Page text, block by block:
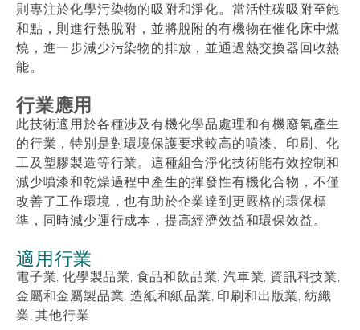
則專注於化學污染物的吸附和淨化。當活性碳吸附至飽
和點，則進行熱脫附，並將脫附的有機物在催化床中燃
燒，進一步減少污染物的排放，並通過熱交換器回收熱
能。
行業應用
此技術適用於各種涉及有機化學品處理和有機廢氣產生
的行業，特別是對環境保護要求較高的噴漆、印刷、化
工及塑膠製造等行業。這種組合淨化技術能有效控制和
減少噴漆和乾燥過程中產生的揮發性有機化合物，不僅
改善了工作環境，也有助於企業達到更嚴格的環保標
準，同時減少運行成本，提高經濟效益和環保效益。
適用行業
電子業, 化學製品業, 食品和飲品業, 汽車業, 資訊科技業,
金屬和金屬製品業, 造紙和紙品業, 印刷和出版業, 紡織
業, 其他行業